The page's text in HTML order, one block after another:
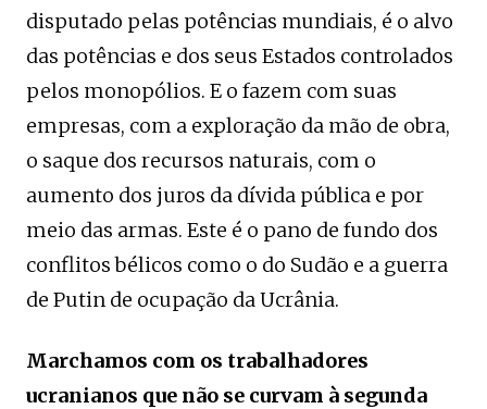
disputado pelas potências mundiais, é o alvo
das potências e dos seus Estados controlados
pelos monopólios. E o fazem com suas
empresas, com a exploração da mão de obra,
o saque dos recursos naturais, com o
aumento dos juros da dívida pública e por
meio das armas. Este é o pano de fundo dos
conflitos bélicos como o do Sudão e a guerra
de Putin de ocupação da Ucrânia.
Marchamos com os trabalhadores
ucranianos que não se curvam à segunda